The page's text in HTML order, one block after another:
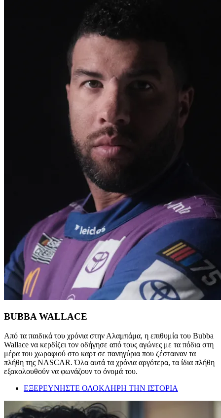
BUBBA WALLACE
Από τα παιδικά του χρόνια στην Αλαμπάμα, η επιθυμία του Bubba
Wallace να κερδίζει τον οδήγησε από τους αγώνες με τα πόδια στη
μέρα του χωραφιού στο καρτ σε πανηγύρια που ζέσταιναν τα
πλήθη της NASCAR. Όλα αυτά τα χρόνια αργότερα, τα ίδια πλήθη
εξακολουθούν να φωνάζουν το όνομά του.
ΕΞΕΡΕΥΝΗΣΤΕ ΟΛΟΚΛΗΡΗ ΤΗΝ ΙΣΤΟΡΙΑ